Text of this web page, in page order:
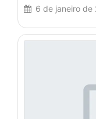
6 de janeiro de